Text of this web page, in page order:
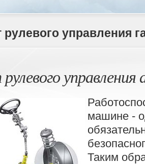
управления
управления
машине -
Таким